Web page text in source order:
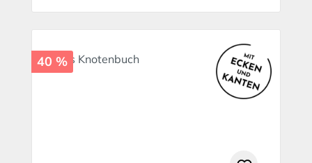
40 %